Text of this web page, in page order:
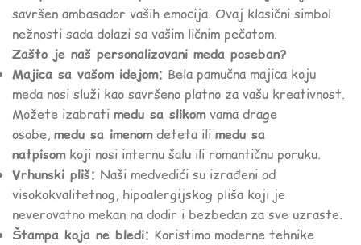
savršen ambasador vaših emocija. Ovaj klasični simbol
nežnosti sada dolazi sa vašim ličnim pečatom.
Zašto je naš personalizovani meda poseban?
Majica sa vašom idejom: Bela pamučna majica koju
meda nosi služi kao savršeno platno za vašu kreativnost.
Možete izabrati medu sa slikomvama drage
osobe, medu sa imenomdeteta ili medu sa
natpisomkoji nosi internu šalu ili romantičnu poruku.
Vrhunski pliš: Naši medvedići su izrađeni od
visokokvalitetnog, hipoalergijskog pliša koji je
neverovatno mekan na dodir i bezbedan za sve uzraste.
Štampa koja ne bledi: Koristimo moderne tehnike